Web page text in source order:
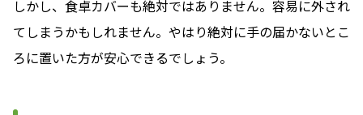
しかし、食卓カバーも絶対ではありません。容易に外され
てしまうかもしれません。やはり絶対に手の届かないとこ
ろに置いた方が安心できるでしょう。